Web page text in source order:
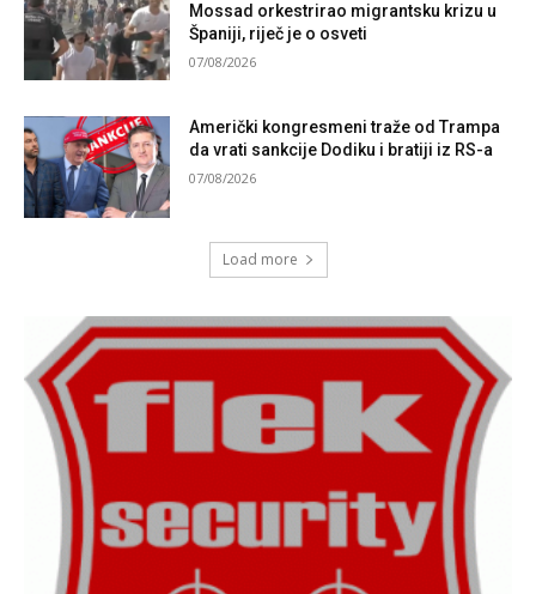
Mossad orkestrirao migrantsku krizu u
Španiji, riječ je o osveti
07/08/2026
Američki kongresmeni traže od Trampa
da vrati sankcije Dodiku i bratiji iz RS-a
07/08/2026
Load more